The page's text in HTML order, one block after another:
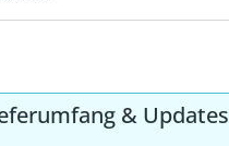
& Updates